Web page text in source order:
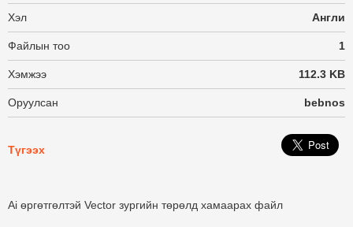
Хэл Англи
Файлын тоо 1
Хэмжээ 112.3 KB
Оруулсан bebnos
Түгээх
Ai өргөтгөлтэй Vector зургийн төрөлд хамаарах файл